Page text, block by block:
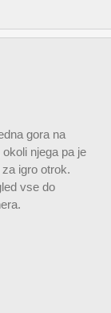
gora na
njega pa je
igro otrok.
vse do